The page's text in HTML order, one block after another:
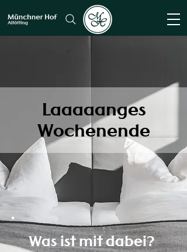
Laaaaanges
Wochenende
Was ist mit dabei?